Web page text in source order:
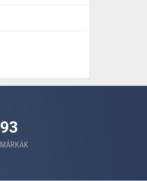
93
MÁRKÁK